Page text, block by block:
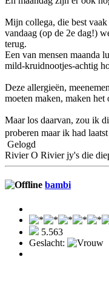
Mijn collega, die best
vandaag (op de 2e dag!)
terug.
Een van mensen maanda
mild-kruidnootjes-achtig
Deze allergieën,
moeten maken, maken
Maar los daarvan, zou ik
proberen maar ik had
Gelogd
Rivier O Rivier jy's die
bambi
5.563
Geslacht: